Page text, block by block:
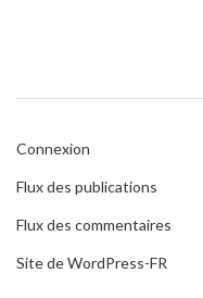
Connexion
Flux des publications
Flux des commentaires
Site de WordPress-FR